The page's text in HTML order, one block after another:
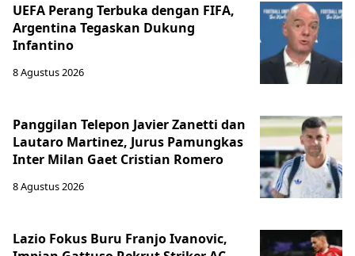
UEFA Perang Terbuka dengan FIFA,
Argentina Tegaskan Dukung
Infantino
8 Agustus 2026
Panggilan Telepon Javier Zanetti dan
Lautaro Martinez, Jurus Pamungkas
Inter Milan Gaet Cristian Romero
8 Agustus 2026
Lazio Fokus Buru Franjo Ivanovic,